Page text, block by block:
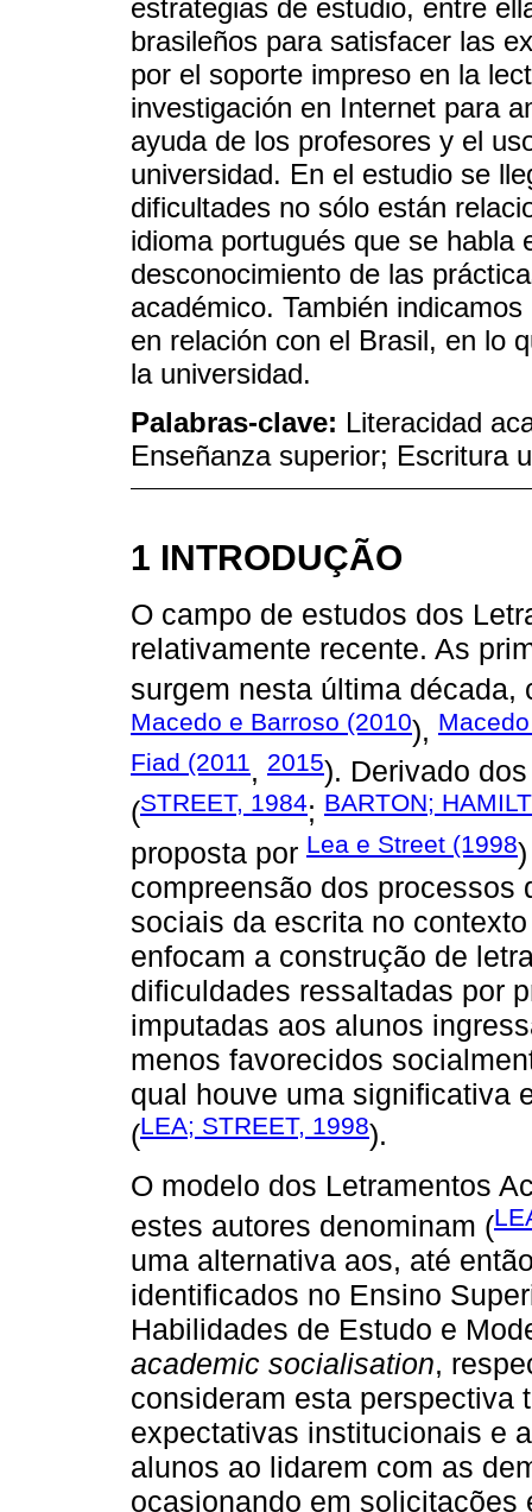
estrategias de estudio, entre
brasileños para satisfacer las
por el soporte impreso en la
investigación en Internet para
ayuda de los profesores y el
universidad. En el estudio se
dificultades no sólo están
idioma portugués que se habla
desconocimiento de las
académico. También
en relación con el Brasil, en lo
la universidad.
Palabras-clave: Literacidad
Enseñanza superior; Escritura
1 INTRODUÇÃO
O campo de estudos dos
relativamente recente. As
surgem nesta última
Macedo e Barroso (2010),
Fiad (2011, 2015). Derivado
(STREET, 1984; BARTON;
proposta por Lea e Street (1998
compreensão dos processos
sociais da escrita no
enfocam a construção de
dificuldades ressaltadas por
imputadas aos alunos
menos favorecidos
qual houve uma significativa
(LEA; STREET, 1998).
O modelo dos Letramentos
estes autores denominam (
uma alternativa aos, até
identificados no Ensino
Habilidades de Estudo e
academic socialisation,
consideram esta perspectiva
expectativas institucionais e
alunos ao lidarem com as
ocasionando em solicitações